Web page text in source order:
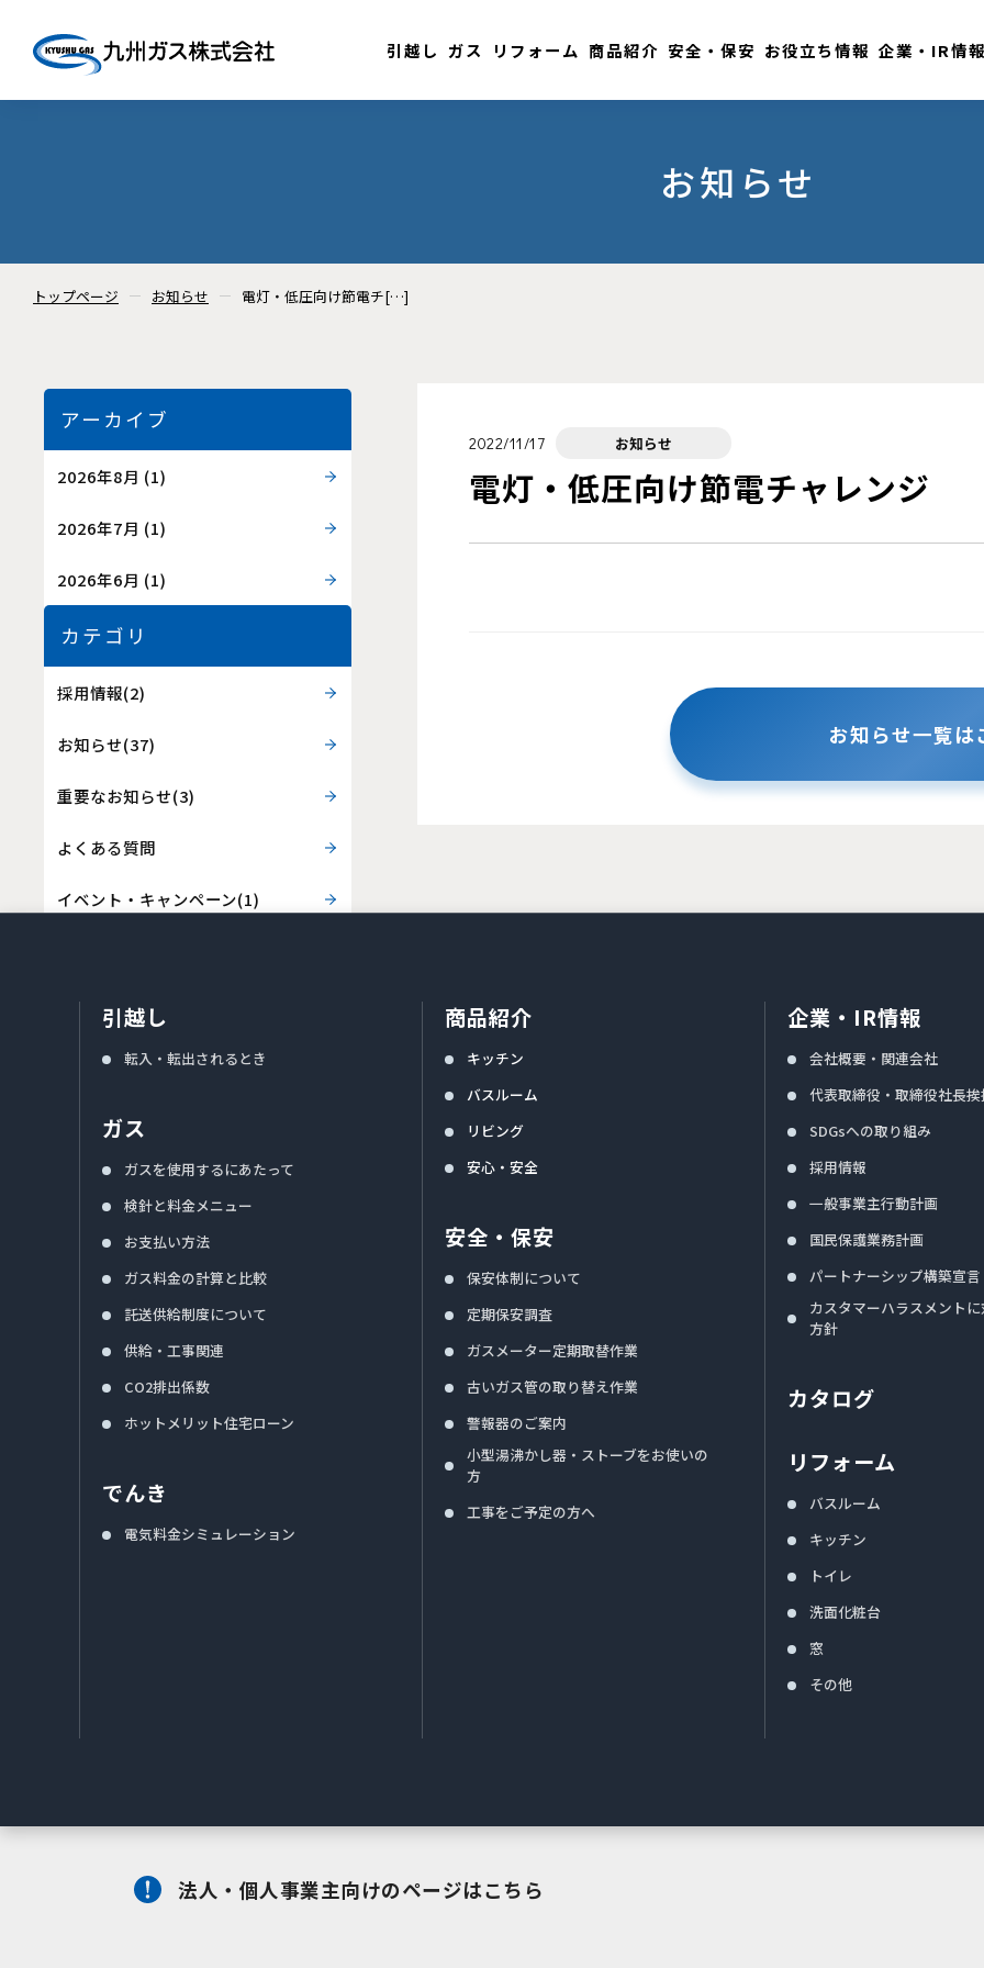
引越し ガス リフォーム 商品紹介 安全・保安 お役立ち情報 企業・IR情
お知らせ
トップページ お知らせ 電灯・低圧向け節電チ[…]
アーカイブ
2026年8月 (1)
2026年7月 (1)
2026年6月 (1)
カテゴリ
採用情報(2)
お知らせ(37)
重要なお知らせ(3)
よくある質問
イベント・キャンペーン(1)
2022/11/17 お知らせ
電灯・低圧向け節電チャレンジ
お知らせ一覧は
引越し
転入・転出されるとき
ガス
ガスを使用するにあたって
検針と料金メニュー
お支払い方法
ガス料金の計算と比較
託送供給制度について
供給・工事関連
CO2排出係数
ホットメリット住宅ローン
でんき
電気料金シミュレーション
商品紹介
キッチン
バスルーム
リビング
安心・安全
安全・保安
保安体制について
定期保安調査
ガスメーター定期取替作業
古いガス管の取り替え作業
警報器のご案内
小型湯沸かし器・ストーブをお使いの
方
工事をご予定の方へ
企業・IR情報
会社概要・関連会社
代表取締役・取締役社長
SDGsへの取り組み
採用情報
一般事業主行動計画
国民保護業務計画
パートナーシップ構築宣言
カスタマーハラスメント
方針
カタログ
リフォーム
バスルーム
キッチン
トイレ
洗面化粧台
窓
その他
法人・個人事業主向けのページはこちら